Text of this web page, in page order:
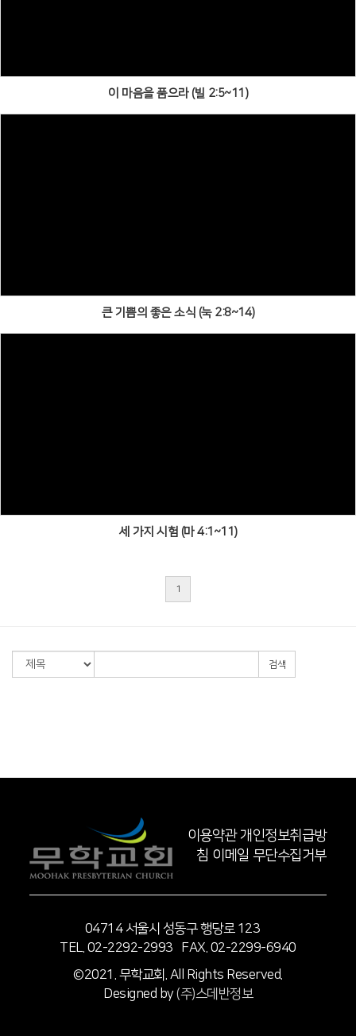
이 마음을 품으라 (빌 2:5~11)
큰 기쁨의 좋은 소식 (눅 2:8~14)
세 가지 시험 (마 4:1~11)
1
검색
이용약관 개인정보취급방
침 이메일 무단수집거부
04714 서울시 성동구 행당로 123
TEL. 02-2292-2993 FAX. 02-2299-6940
©2021. 무학교회. All Rights Reserved.
Designed by(주)스데반정보